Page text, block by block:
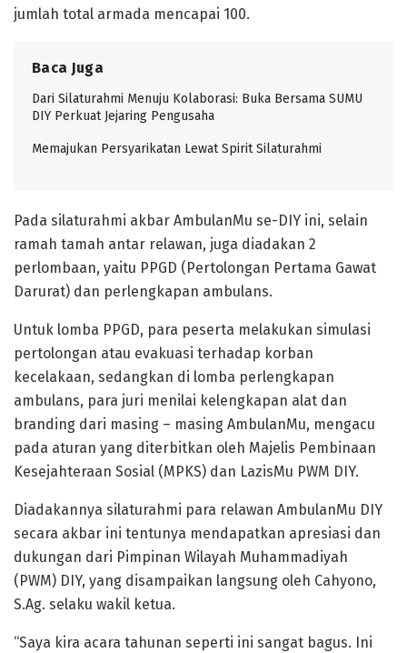
jumlah total armada mencapai 100.
Baca Juga
Dari Silaturahmi Menuju Kolaborasi: Buka Bersama SUMU
DIY Perkuat Jejaring Pengusaha
Memajukan Persyarikatan Lewat Spirit Silaturahmi
Pada silaturahmi akbar AmbulanMu se-DIY ini, selain
ramah tamah antar relawan, juga diadakan 2
perlombaan, yaitu PPGD (Pertolongan Pertama Gawat
Darurat) dan perlengkapan ambulans.
Untuk lomba PPGD, para peserta melakukan simulasi
pertolongan atau evakuasi terhadap korban
kecelakaan, sedangkan di lomba perlengkapan
ambulans, para juri menilai kelengkapan alat dan
branding dari masing – masing AmbulanMu, mengacu
pada aturan yang diterbitkan oleh Majelis Pembinaan
Kesejahteraan Sosial (MPKS) dan LazisMu PWM DIY.
Diadakannya silaturahmi para relawan AmbulanMu DIY
secara akbar ini tentunya mendapatkan apresiasi dan
dukungan dari Pimpinan Wilayah Muhammadiyah
(PWM) DIY, yang disampaikan langsung oleh Cahyono,
S.Ag. selaku wakil ketua.
“Saya kira acara tahunan seperti ini sangat bagus. Ini